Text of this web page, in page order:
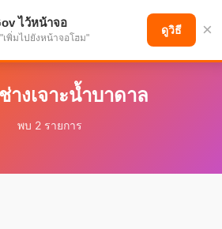
ออนาคตที่ก้าวหน้า
างเจาะน้ำบาดาล
พบ 2 รายการ
ไว้หน้าจอ
พิ่มไปยังหน้าจอโฮม"
ดูวิธี ×